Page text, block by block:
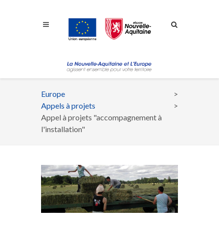
Fil
d'Ariane
Europe
Appels à projets
Appel à projets "accompagnement à
l'installation"